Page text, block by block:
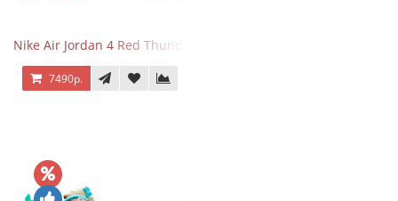
Nike Air Jordan 4 Red Thunder
7490р.